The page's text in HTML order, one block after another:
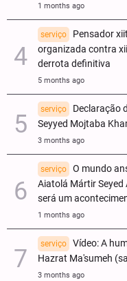
1 months ago
serviço
Pensador
organizada contra
derrota definitiva
5 months ago
serviço
Declaração
Seyyed Mojtaba
3 months ago
serviço
O mundo
Aiatolá Mártir Seyed
será um
1 months ago
serviço
Vídeo: A
Hazrat Ma'sumeh
3 months ago